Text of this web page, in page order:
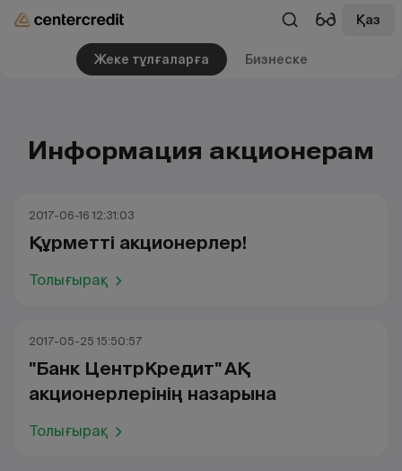
Қаз
Жеке тұлғаларға Бизнеске
Информация акционерам
2017-06-16 12:31:03
Құрметті акционерлер!
Толығырақ
2017-05-25 15:50:57
"Банк ЦентрКредит" АҚ
акционерлерінің назарына
Толығырақ